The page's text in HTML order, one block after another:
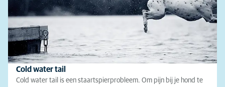
Cold water tail
Cold water tail is een staartspierprobleem. Om pijn bij je hond te